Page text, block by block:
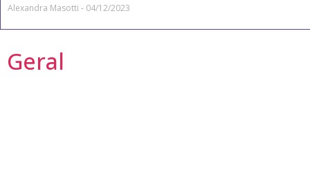
Alexandra Masotti 04/12/2023
Geral